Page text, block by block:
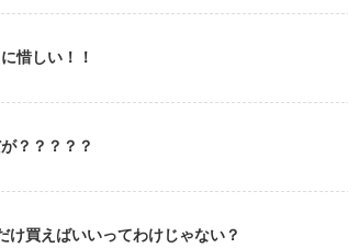
惜しい！！
？？？？？
け買えばいいってわけじゃない？